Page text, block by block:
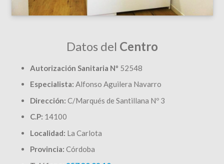
Datos del Centro
Autorización Sanitaria Nº 52548
Especialista: Alfonso Aguilera Navarro
Dirección: C/Marqués de Santillana Nº 3
C.P: 14100
Localidad: La Carlota
Provincia: Córdoba